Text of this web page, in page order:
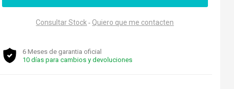
Consultar Stock - Quiero que me contacten
6 Meses de garantia oficial
10 días para cambios y devoluciones